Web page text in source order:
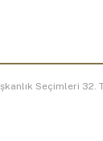
Seçimleri 32.